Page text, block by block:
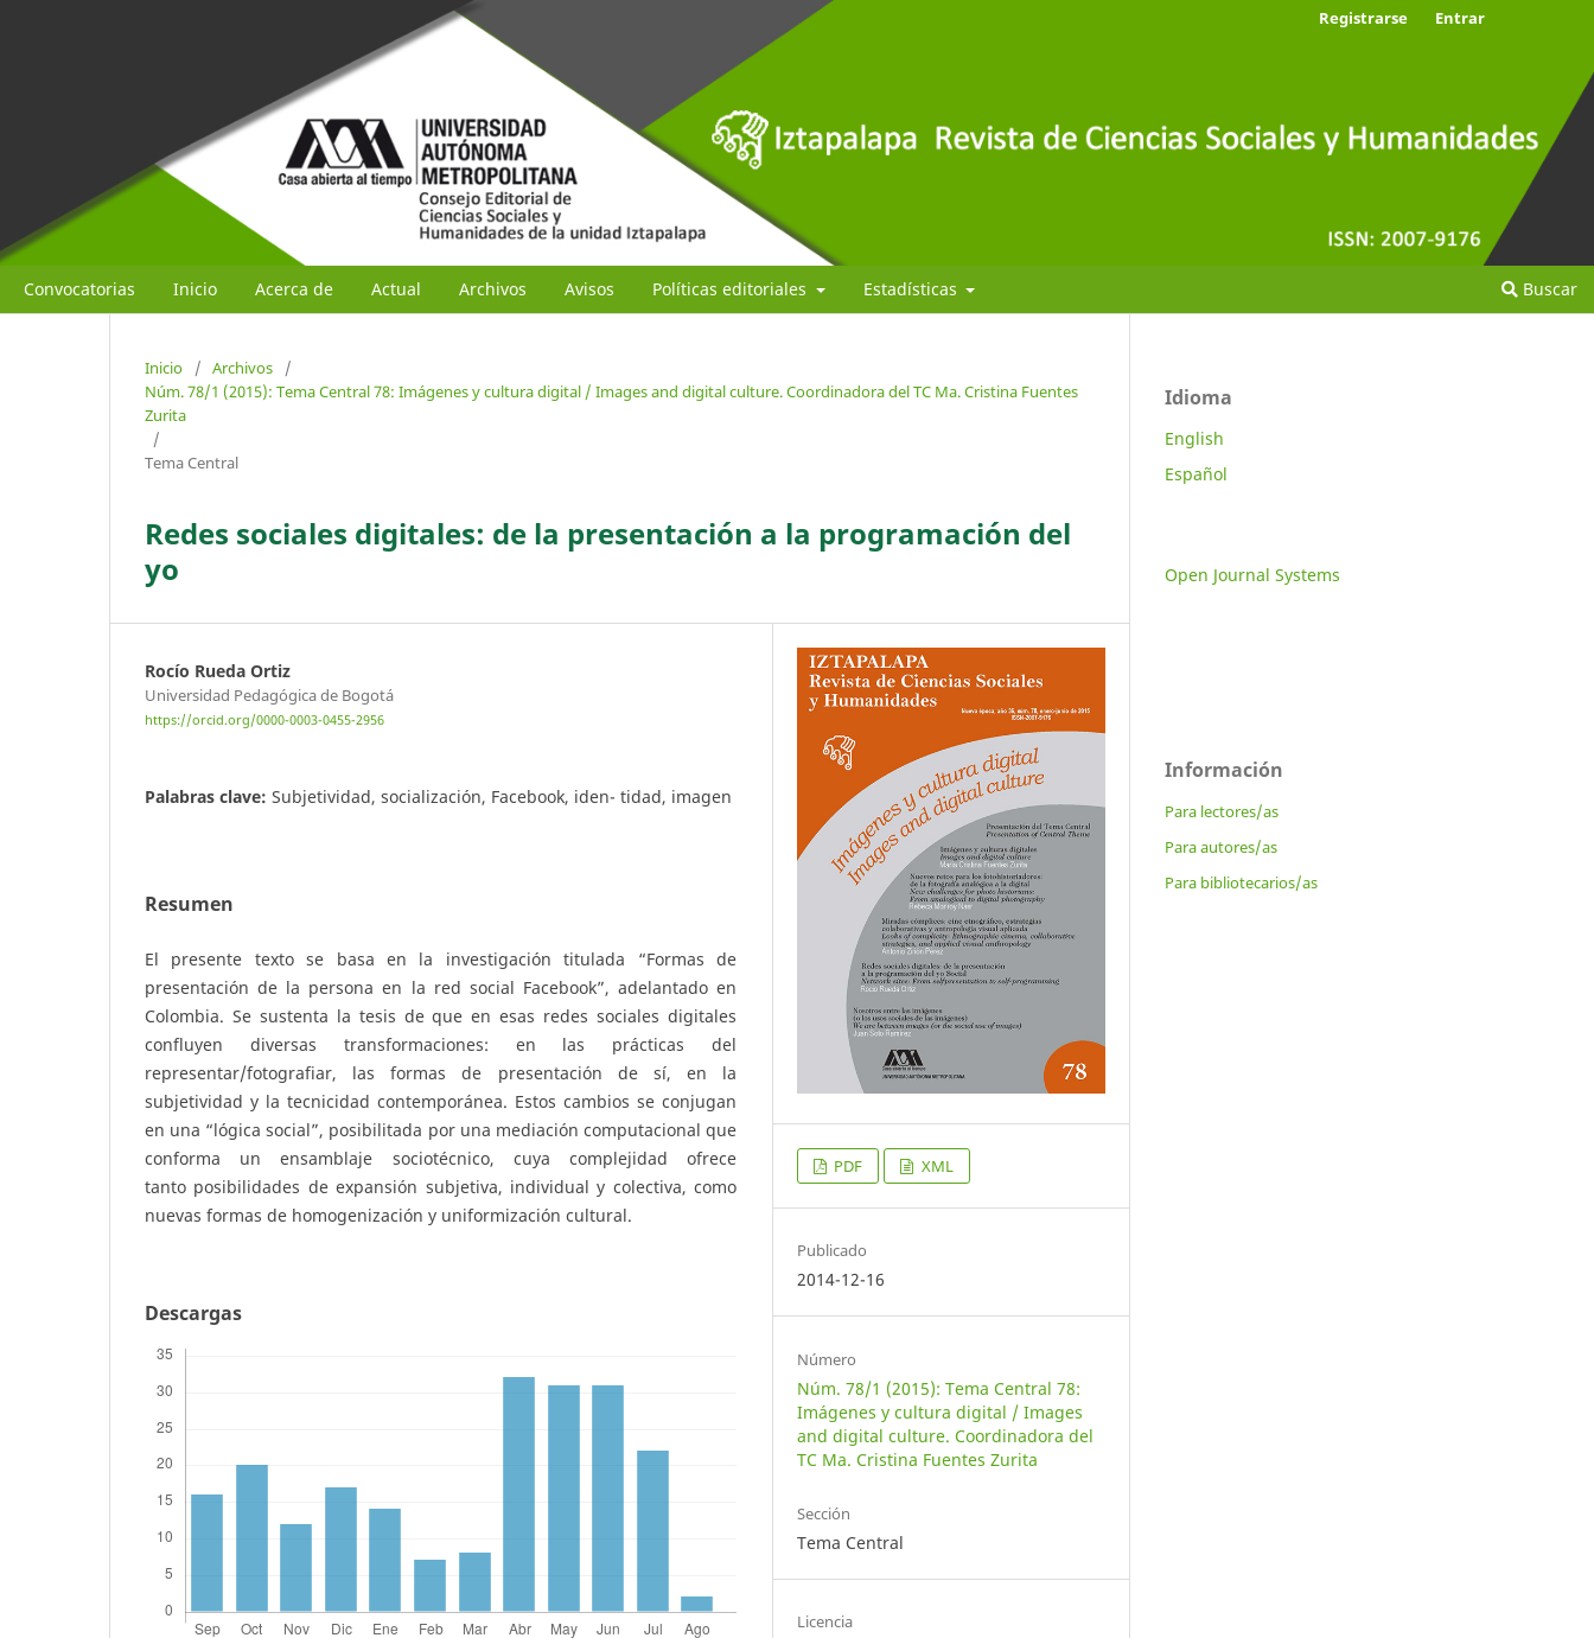
Convocatorias Inicio Acerca de Actual Archivos Avisos Políticas editoriales Estadísticas Buscar
Registrarse Entrar
Inicio / Archivos
/
Núm. 78/1 (2015): Tema Central 78: Imágenes y cultura digital / Images and digital culture. Coordinadora del TC Ma. Cristina Fuentes
Zurita
/
Tema Central
Redes sociales digitales: de la presentación a la programación del
yo
Rocío Rueda Ortiz
Universidad Pedagógica de Bogotá
https://orcid.org/0000-0003-0455-2956
Palabras clave: Subjetividad, socialización, Facebook, iden- tidad, imagen
Resumen
El presente texto se basa en la investigación titulada “Formas de
presentación de la persona en la red social Facebook”, adelantado en
Colombia. Se sustenta la tesis de que en esas redes sociales digitales
confluyen diversas transformaciones: en las prácticas del
representar/fotografiar, las formas de presentación de sí, en la
subjetividad y la tecnicidad contemporánea. Estos cambios se conjugan
en una “lógica social”, posibilitada por una mediación computacional que
conforma un ensamblaje sociotécnico, cuya complejidad ofrece
tanto posibilidades de expansión subjetiva, individual y colectiva, como
nuevas formas de homogenización y uniformización cultural.
Descargas
PDF XML
Publicado
2014-12-16
Número
Núm. 78/1 (2015): Tema Central 78:
Imágenes y cultura digital / Images
and digital culture. Coordinadora del
TC Ma. Cristina Fuentes Zurita
Sección
Tema Central
Licencia
Idioma
English
Español
Open Journal Systems
Información
Para lectores/as
Para autores/as
Para bibliotecarios/as